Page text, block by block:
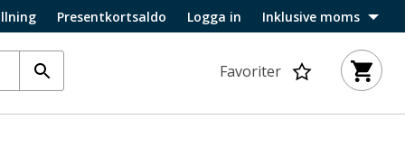
Presentkortsaldo Logga in Inklusive moms
Favoriter